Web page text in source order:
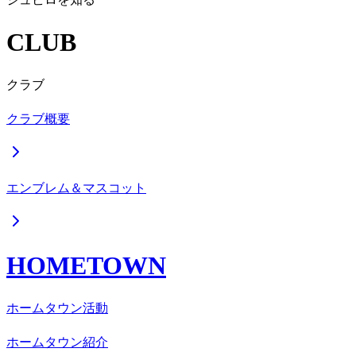
CLUB
クラブ
クラブ概要
エンブレム＆マスコット
HOMETOWN
ホームタウン活動
ホームタウン紹介